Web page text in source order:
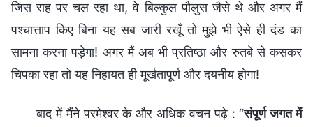
जिस राह पर चल रहा था, वे बिल्कुल पौलुस जैसे थे और अगर मैं
पश्चात्ताप किए बिना यह सब जारी रखूँ तो मुझे भी ऐसे ही दंड का
सामना करना पड़ेगा! अगर मैं अब भी प्रतिष्ठा और रुतबे से कसकर
चिपका रहा तो यह निहायत ही मूर्खतापूर्ण और दयनीय होगा!
बाद में मैंने परमेश्वर के और अधिक वचन पढ़े : “संपूर्ण जगत में